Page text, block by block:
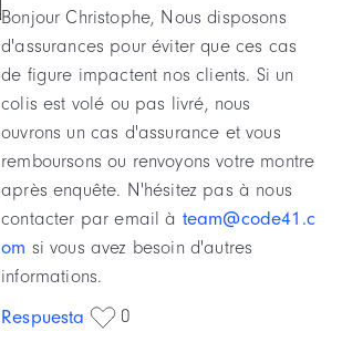
Bonjour Christophe, Nous disposons
d'assurances pour éviter que ces cas
de figure impactent nos clients. Si un
colis est volé ou pas livré, nous
ouvrons un cas d'assurance et vous
remboursons ou renvoyons votre montre
après enquête. N'hésitez pas à nous
contacter par email à team@code41.c
om si vous avez besoin d'autres
informations.
Respuesta
0